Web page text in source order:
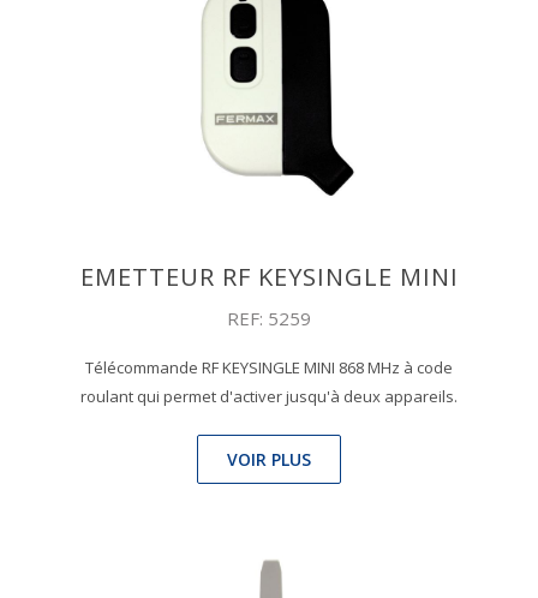
EMETTEUR RF KEYSINGLE MINI
REF: 5259
Télécommande RF KEYSINGLE MINI 868 MHz à code
roulant qui permet d'activer jusqu'à deux appareils.
VOIR PLUS